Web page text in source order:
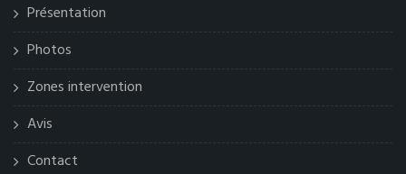
Présentation
Photos
Zones intervention
Avis
Contact